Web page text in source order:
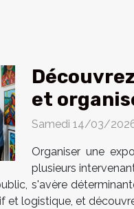
et
Samedi 14/03/
Organiser une
plusieurs
s'avère
et logistique, et